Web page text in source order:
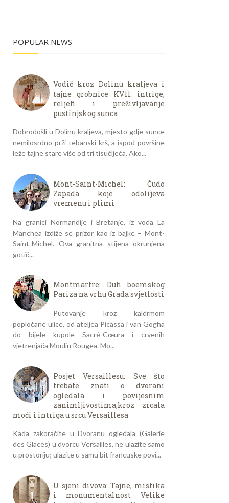
POPULAR NEWS
Vodič kroz Dolinu kraljeva i
tajne grobnice KV11: intrige,
reljefi i preživljavanje
pustinjskog sunca
Dobrodošli u Dolinu kraljeva, mjesto gdje sunce
nemilosrdno prži tebanski krš, a ispod površine
leže tajne stare više od tri tisućljeća. Ako...
Mont-Saint-Michel: Čudo
Zapada koje odolijeva
vremenu i plimi
Na granici Normandije i Bretanje, iz voda La
Manchea izdiže se prizor kao iz bajke – Mont-
Saint-Michel. Ova granitna stijena okrunjena
gotič...
Montmartre: Duh boemskog
Pariza na vrhu Grada svjetlosti
Putovanje kroz kaldrmom
popločane ulice, od ateljea Picassa i van Gogha
do bijele kupole Sacré-Cœura i crvenih
vjetrenjača Moulin Rougea. Mo...
Posjet Versaillesu: Sve što
trebate znati o dvorani
ogledala i povijesnim
zanimljivostima,kroz zrcala
moći i intriga u srcu Versaillesa
Kada zakoračite u Dvoranu ogledala (Galerie
des Glaces) u dvorcu Versailles, ne ulazite samo
u prostoriju; ulazite u samu bit francuske povi...
U sjeni divova: Tajne, mistika
i monumentalnost Velike